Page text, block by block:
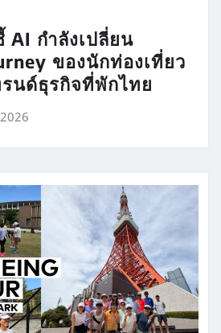
AI กำลังเปลี่ยน
ของนักท่องเที่ยว
นด์ธุรกิจที่พักไทย